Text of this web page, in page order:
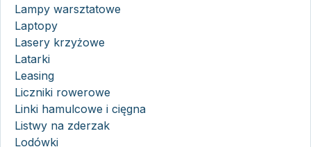
Lampy warsztatowe
Laptopy
Lasery krzyżowe
Latarki
Leasing
Liczniki rowerowe
Linki hamulcowe i cięgna
Listwy na zderzak
Lodówki